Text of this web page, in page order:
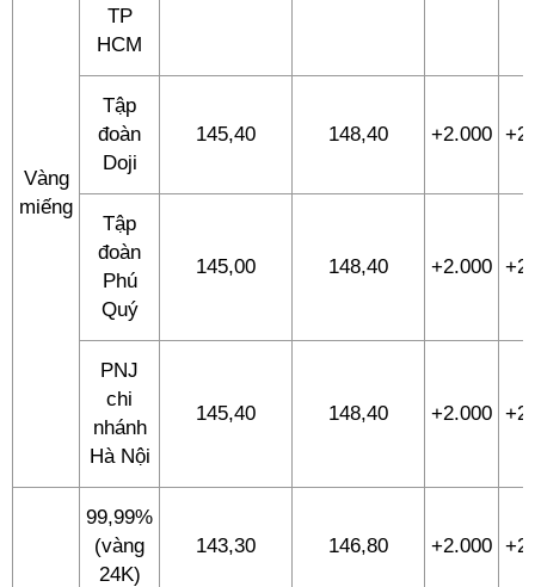
Vàng
miếng
TP
HCM
Tập
đoàn
Doji
145,40 148,40 +2.000
Tập
đoàn
Phú
Quý
145,00 148,40 +2.000
PNJ
chi
nhánh
Hà Nội
145,40 148,40 +2.000
99,99%
(vàng
24K)
143,30 146,80 +2.000